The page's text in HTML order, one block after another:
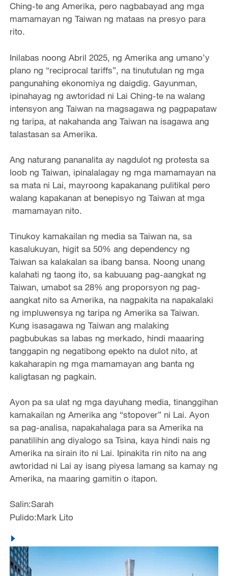
Ching-te ang Amerika, pero nagbabayad ang mga
mamamayan ng Taiwan ng mataas na presyo para
rito.
Inilabas noong Abril 2025, ng Amerika ang umano’y
plano ng “reciprocal tariffs”, na tinututulan ng mga
pangunahing ekonomiya ng daigdig. Gayunman,
ipinahayag ng awtoridad ni Lai Ching-te na walang
intensyon ang Taiwan na magsagawa ng pagpapataw
ng taripa, at nakahanda ang Taiwan na isagawa ang
talastasan sa Amerika.
Ang naturang pananalita ay nagdulot ng protesta sa
loob ng Taiwan, ipinalalagay ng mga mamamayan na
sa mata ni Lai, mayroong kapakanang pulitikal pero
walang kapakanan at benepisyo ng Taiwan at mga
mamamayan nito.
Tinukoy kamakailan ng media sa Taiwan na, sa
kasalukuyan, higit sa 50% ang dependency ng
Taiwan sa kalakalan sa ibang bansa. Noong unang
kalahati ng taong ito, sa kabuuang pag-aangkat ng
Taiwan, umabot sa 28% ang proporsyon ng pag-
aangkat nito sa Amerika, na nagpakita na napakalaki
ng impluwensya ng taripa ng Amerika sa Taiwan.
Kung isasagawa ng Taiwan ang malaking
pagbubukas sa labas ng merkado, hindi maaaring
tanggapin ng negatibong epekto na dulot nito, at
kakaharapin ng mga mamamayan ang banta ng
kaligtasan ng pagkain.
Ayon pa sa ulat ng mga dayuhang media, tinanggihan
kamakailan ng Amerika ang “stopover” ni Lai. Ayon
sa pag-analisa, napakahalaga para sa Amerika na
panatilihin ang diyalogo sa Tsina, kaya hindi nais ng
Amerika na sirain ito ni Lai. Ipinakita rin nito na ang
awtoridad ni Lai ay isang piyesa lamang sa kamay ng
Amerika, na maaring gamitin o itapon.
Salin:Sarah
Pulido:Mark Lito